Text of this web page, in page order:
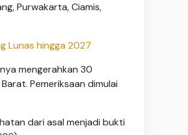
Purwakarta, Ciamis,
Lunas hingga 2027
mengerahkan 30
Pemeriksaan dimulai
dari asal menjadi bukti